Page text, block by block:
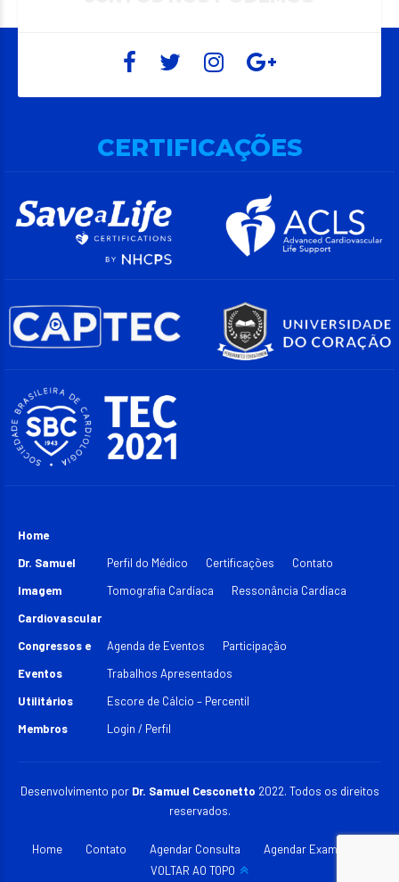
CERTIFICAÇÕES
Home
Dr. Samuel
Perfil do Médico Certificações
Contato
Imagem
Cardiovascular
Tomografia Cardíaca Ressonância Cardíaca
Congressos e
Eventos
Agenda de Eventos
Participação
Trabalhos Apresentados
Utilitários
Escore de Cálcio – Percentil
Membros
Login / Perfil
Desenvolvimento por Dr. Samuel Cesconetto 2022. Todos os direitos
reservados.
Home Contato Agendar Consulta
Agendar Exame
VOLTAR AO TOPO